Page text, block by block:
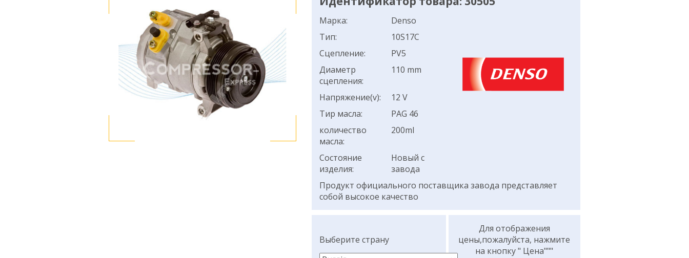
Марка:
Denso
Тип:
10S17C
Сцепление:
PV5
Диаметр
сцепления:
110 mm
Напряжение(v):
12 V
Тир масла:
PAG 46
количество
масла:
200ml
Состояние
изделия:
Новый с
завода
Продукт официального поставщика завода представляет
собой высокое качество
Выберите страну
Для отображения
цены,пожалуйста, нажмите
на кнопку " Цена"""